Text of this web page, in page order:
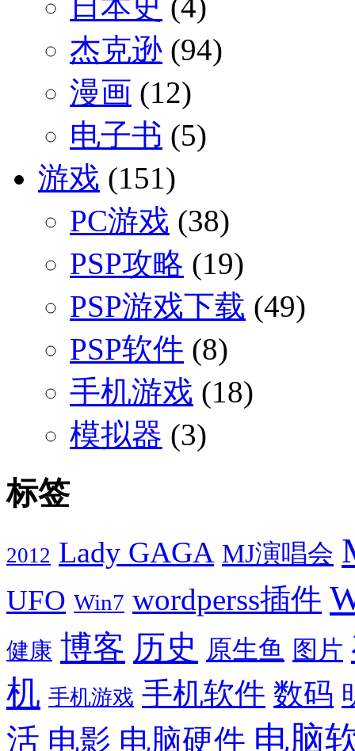
杰克逊 (94)
漫画 (12)
电子书 (5)
游戏 (151)
PC游戏 (38)
PSP攻略 (19)
PSP游戏下载 (49)
PSP软件 (8)
手机游戏 (18)
模拟器 (3)
标签
2012 Lady GAGA MJ演唱会
UFO Win7 wordperss插件
健康 博客 历史 原生鱼 图片
机 手机游戏 手机软件 数码
活 电影 电脑硬件 电脑